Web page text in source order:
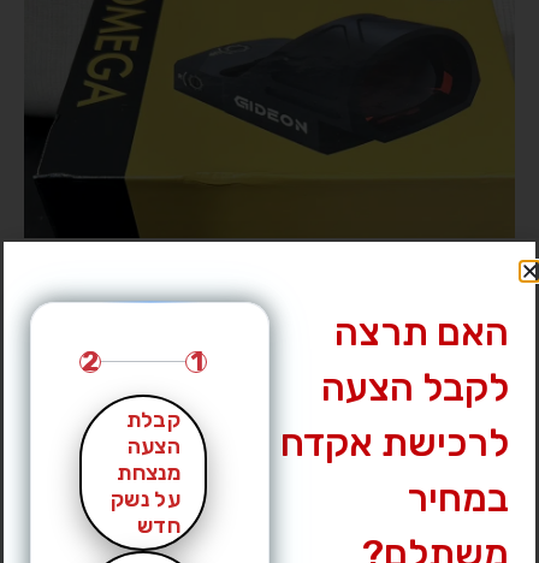
האם תרצה
לקבל הצעה
לרכישת אקדח
במחיר
משתלם?
1
2
קבלת
הצעה
מנצחת
על נשק
חדש